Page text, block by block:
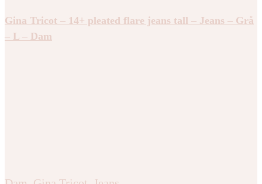
Gina Tricot – 14+ pleated flare jeans tall – Jeans – Grå
– L – Dam